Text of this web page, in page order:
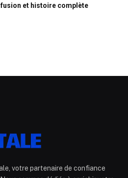
et histoire complète
votre partenaire de confiance